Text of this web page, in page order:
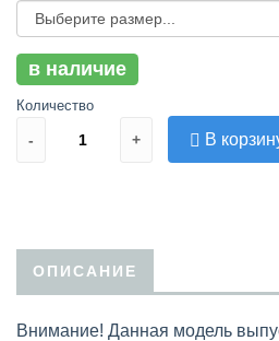
в наличие
Количество
- + В
ОПИСАНИЕ
Внимание! Данная модель